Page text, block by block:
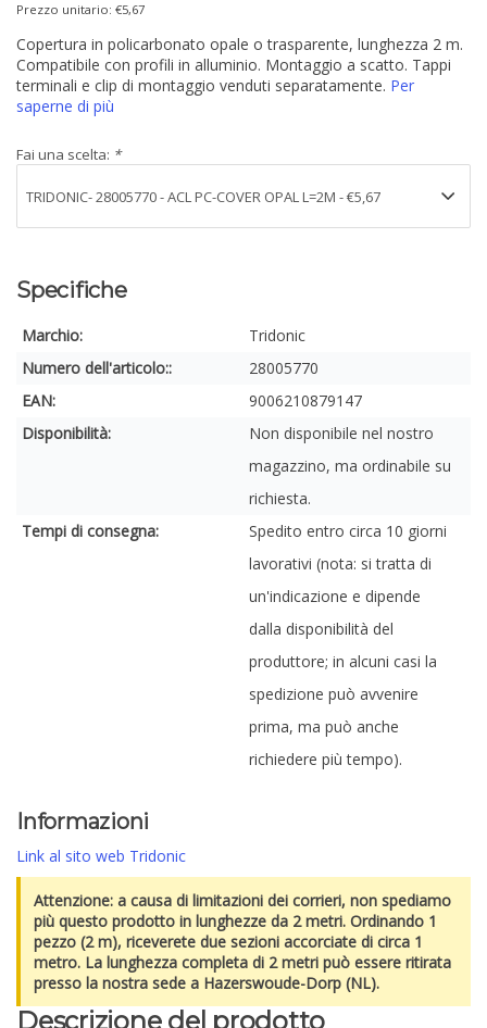
Prezzo unitario: €5,67
Copertura in policarbonato opale o trasparente, lunghezza 2 m.
Compatibile con profili in alluminio. Montaggio a scatto. Tappi
terminali e clip di montaggio venduti separatamente. Per
saperne di più
Fai una scelta: *
Specifiche
Marchio:
Tridonic
Numero dell'articolo::
28005770
EAN:
9006210879147
Disponibilità:
Non disponibile nel nostro
magazzino, ma ordinabile su
richiesta.
Tempi di consegna:
Spedito entro circa 10 giorni
lavorativi (nota: si tratta di
un'indicazione e dipende
dalla disponibilità del
produttore; in alcuni casi la
spedizione può avvenire
prima, ma può anche
richiedere più tempo).
Informazioni
Link al sito web Tridonic
Attenzione: a causa di limitazioni dei corrieri, non spediamo
più questo prodotto in lunghezze da 2 metri. Ordinando 1
pezzo (2 m), riceverete due sezioni accorciate di circa 1
metro. La lunghezza completa di 2 metri può essere ritirata
presso la nostra sede a Hazerswoude-Dorp (NL).
Descrizione del prodotto